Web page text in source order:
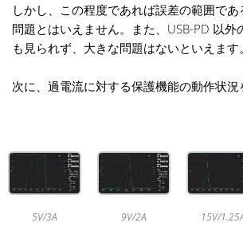
しかし、この程度であれば誤差の範囲で
問題とはいえません。また、USB-PD 以外
も見られず、大きな問題はないといえます。
次に、過電流に対する保護機能の動作状況
5V/3A 9V/2A 15V/